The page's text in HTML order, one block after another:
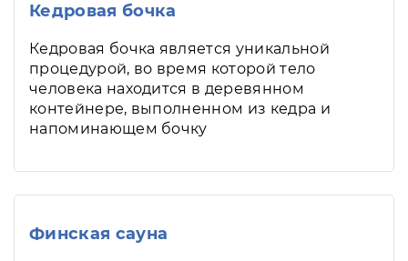
Кедровая бочка
Кедровая бочка является уникальной
процедурой, во время которой тело
человека находится в деревянном
контейнере, выполненном из кедра и
напоминающем бочку
Финская сауна